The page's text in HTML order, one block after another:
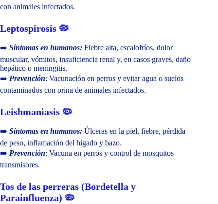
con animales infectados.
Leptospirosis 🦠
➡️ Síntomas en humanos: Fiebre alta, escalofríos, dolor
muscular, vómitos, insuficiencia renal y, en casos graves, daño
hepático o meningitis.
➡️ Prevención: Vacunación en perros y evitar agua o suelos
contaminados con orina de animales infectados.
Leishmaniasis 🦠
➡️ Síntomas en humanos: Úlceras en la piel, fiebre, pérdida
de peso, inflamación del hígado y bazo.
➡️ Prevención: Vacuna en perros y control de mosquitos
transmisores.
Tos de las perreras (Bordetella y
Parainfluenza) 🦠